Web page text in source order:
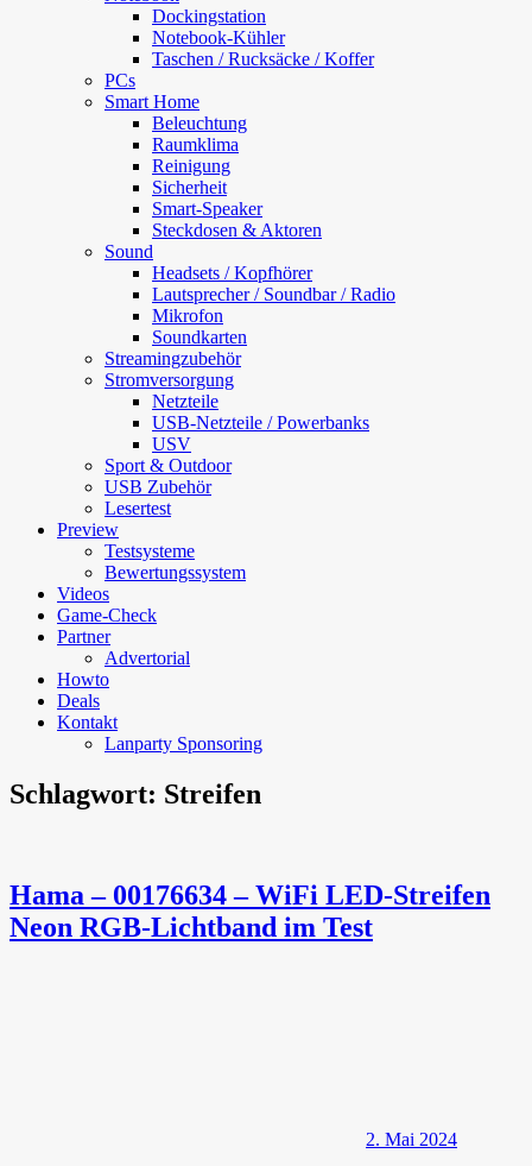
Dockingstation
Notebook-Kühler
Taschen / Rucksäcke / Koffer
PCs
Smart Home
Beleuchtung
Raumklima
Reinigung
Sicherheit
Smart-Speaker
Steckdosen & Aktoren
Sound
Headsets / Kopfhörer
Lautsprecher / Soundbar / Radio
Mikrofon
Soundkarten
Streamingzubehör
Stromversorgung
Netzteile
USB-Netzteile / Powerbanks
USV
Sport & Outdoor
USB Zubehör
Lesertest
Preview
Testsysteme
Bewertungssystem
Videos
Game-Check
Partner
Advertorial
Howto
Deals
Kontakt
Lanparty Sponsoring
Schlagwort: Streifen
Hama – 00176634 – WiFi LED-Streifen
Neon RGB-Lichtband im Test
2. Mai 2024